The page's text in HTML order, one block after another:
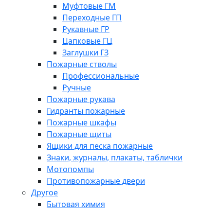
Муфтовые ГМ
Переходные ГП
Рукавные ГР
Цапковые ГЦ
Заглушки ГЗ
Пожарные стволы
Профессиональные
Ручные
Пожарные рукава
Гидранты пожарные
Пожарные шкафы
Пожарные щиты
Ящики для песка пожарные
Знаки, журналы, плакаты, таблички
Мотопомпы
Противопожарные двери
Другое
Бытовая химия